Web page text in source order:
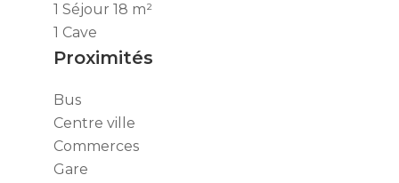
1 Séjour 18 m²
1 Cave
Proximités
Bus
Centre ville
Commerces
Gare